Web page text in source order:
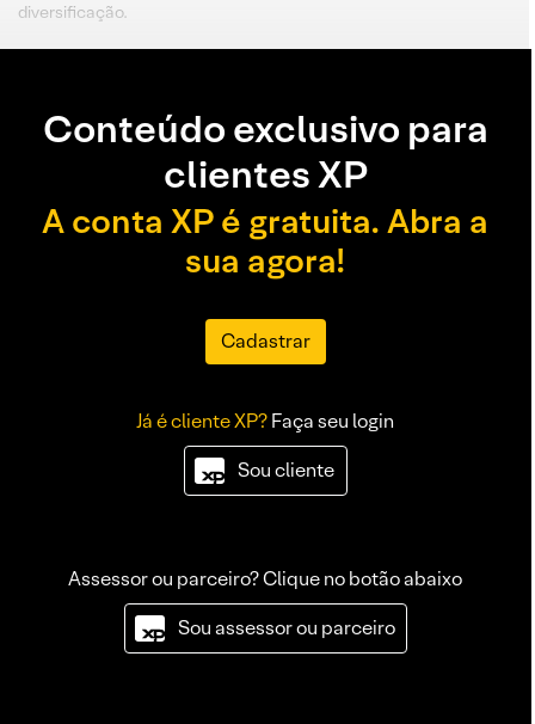
diversificação.
Conteúdo exclusivo para
clientes XP
A conta XP é gratuita. Abra a
sua agora!
Cadastrar
Já é cliente XP?Faça seu login
Sou cliente
Assessor ou parceiro? Clique no botão abaixo
Sou assessor ou parceiro